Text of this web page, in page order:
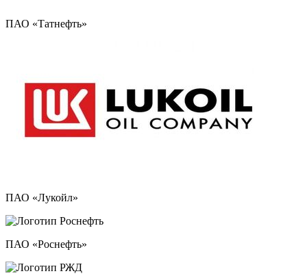
ПАО «Татнефть»
ПАО «Лукойл»
ПАО «Роснефть»